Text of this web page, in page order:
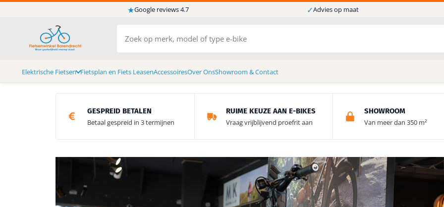
★Google reviews 4.7 ✓Advies op maat
Elektrische Fietsen Fietsplan en Fiets LeasenAccessoiresOver OnsShowroom & Contact
GESPREID BETALEN
Betaal gespreid in 3 termijnen
RUIME KEUZE AAN E-BIKES
Vraag vrijblijvend proefrit aan
SHOWROOM
Van meer dan 350 m²